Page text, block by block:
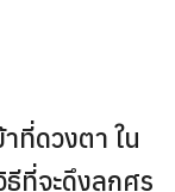
ที่ดวงตา ใน
ที่จะดึงลูกศร